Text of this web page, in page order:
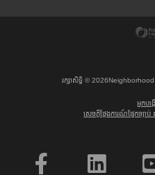
រក្សាសិទ្ធិ ©2026Neighborhood
អ្នកបង្
សេចក្តីថ្លែងការណ៍ផ្នែកច្បា